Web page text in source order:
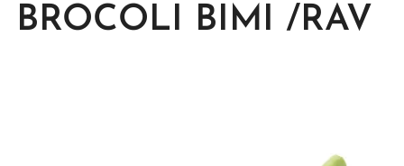
BROCOLI BIMI /RAV